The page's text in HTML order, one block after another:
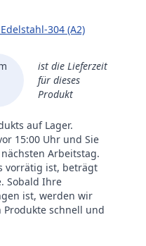
304 (A2)
ist die Lieferzeit
für dieses
Produkt
auf Lager.
15:00 Uhr und Sie
Arbeitstag.
vorrätig ist, beträgt
Sobald Ihre
ist, werden wir
schnell und